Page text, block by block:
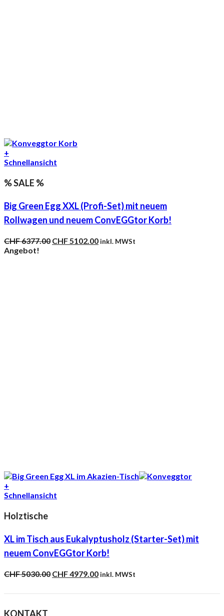
+
Schnellansicht
% SALE %
Big Green Egg XXL (Profi-Set) mit neuem
Rollwagen und neuem ConvEGGtor Korb!
CHF6377.00 Ursprünglicher
CHF5102.00Aktueller
inkl. MWSt
Angebot!
+
Schnellansicht
Holztische
XL im Tisch aus Eukalyptusholz (Starter-Set) mit
neuem ConvEGGtor Korb!
CHF5030.00 Ursprünglicher
war:
CHF4979.00Aktueller
ist:
inkl. MWSt
KONTAKT